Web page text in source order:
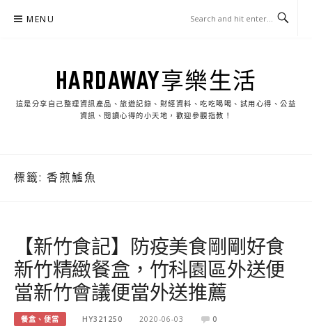
MENU
HARDAWAY享樂生活
這是分享自己整理資訊產品、旅遊記錄、財經資料、吃吃喝喝、試用心得、公益
資訊、閱讀心得的小天地，歡迎參觀指教！
標籤: 香煎鱸魚
【新竹食記】防疫美食剛剛好食
新竹精緻餐盒，竹科園區外送便
當新竹會議便當外送推薦
餐盒、便當 HY321250 2020-06-03 0